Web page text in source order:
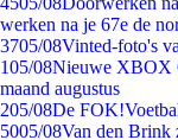
werken na je 67e de
3705/08Vinted-foto's
105/08Nieuwe XBOX
maand augustus
205/08De
5005/08Van den Brink